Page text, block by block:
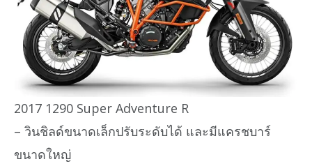
2017 1290 Super Adventure R
– วินชิลด์ขนาดเล็กปรับระดับได้ และมีแครชบาร์
ขนาดใหญ่